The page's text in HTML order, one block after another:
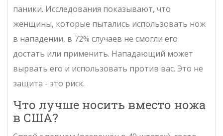
паники. Исследования показывают, что
женщины, которые пытались использовать нож
в нападении, в 72% случаев не смогли его
достать или применить. Нападающий может
вырвать его и использовать против вас. Это не
защита - это риск.
Что лучше носить вместо ножа
в США?